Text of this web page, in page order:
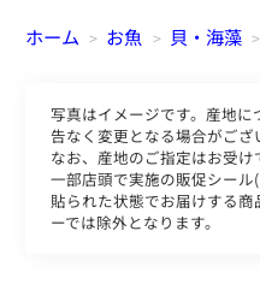
ホーム > お魚 > 貝・海藻 >
写真はイメージです。産地
告なく変更となる場合がござ
なお、産地のご指定はお受け
一部店頭で実施の販促シー
貼られた状態でお届けする
ーでは除外となります。